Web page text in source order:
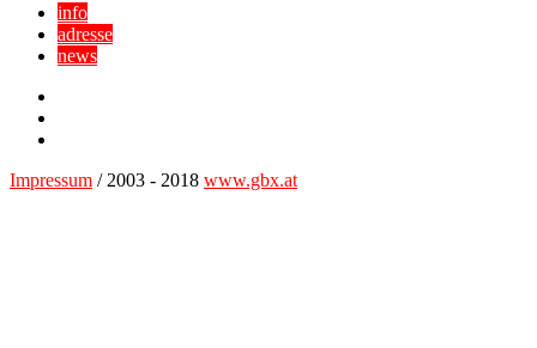
info
adresse
news
Impressum / 2003 - 2018 www.gbx.at